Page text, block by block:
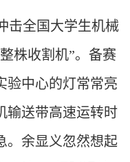
击全国大学生机械
株收割机”。备赛
验中心的灯常常亮
输送带高速运转时
。余显义忽然想起